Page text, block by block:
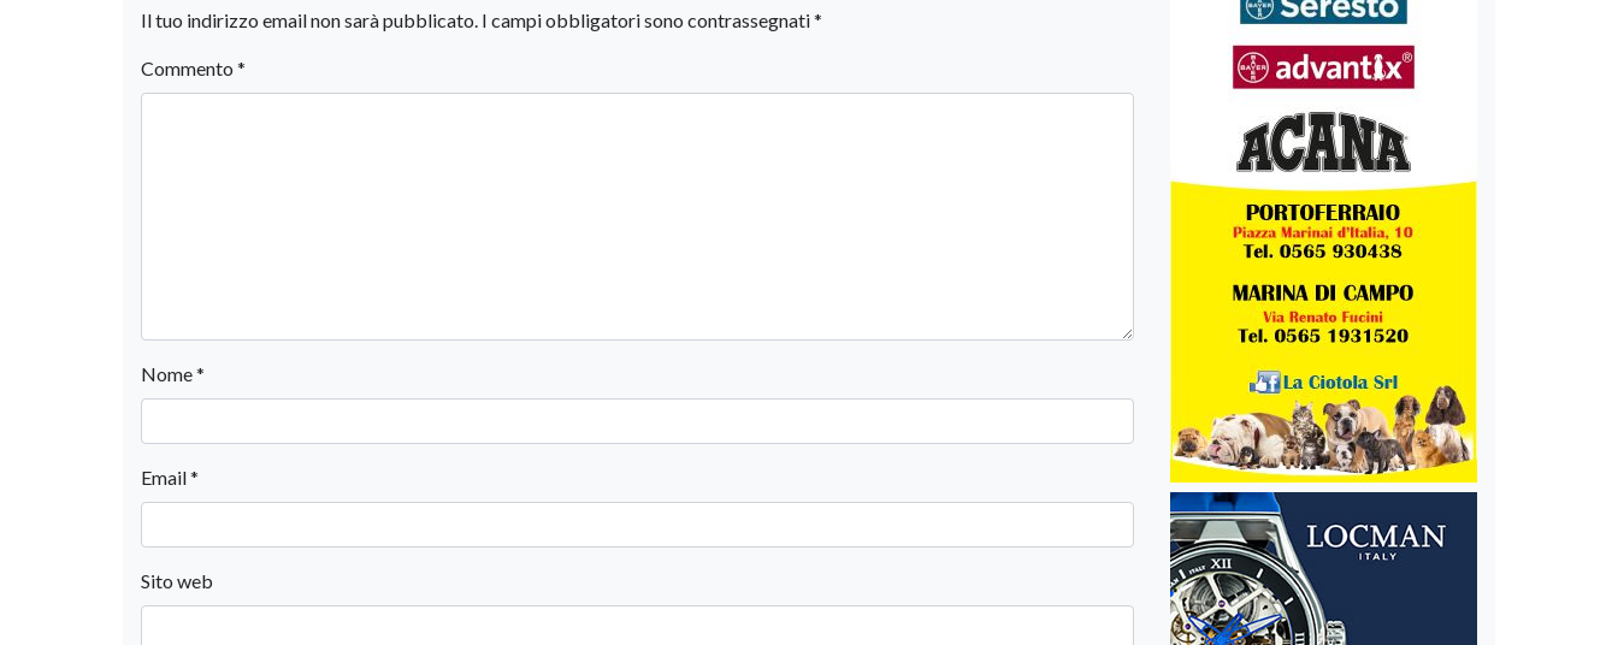
Il tuo indirizzo email non sarà pubblicato. I campi obbligatori sono contrassegnati*
Commento *
Nome*
Email*
Sito web